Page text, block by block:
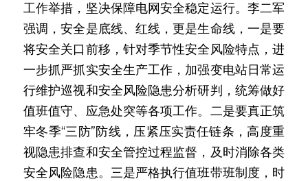
工作举措，坚决保障电网安全稳定运行。李二军
强调，安全是底线、红线，更是生命线，一是要
将安全关口前移，针对季节性安全风险特点，进
一步抓严抓实安全生产工作，加强变电站日常运
行维护巡视和安全风险隐患分析研判，统筹做好
值班值守、应急处突等各项工作。二是要真正筑
牢冬季“三防”防线，压紧压实责任链条，高度重
视隐患排查和安全管控过程监督，及时消除各类
安全风险隐患。三是严格执行值班带班制度，时